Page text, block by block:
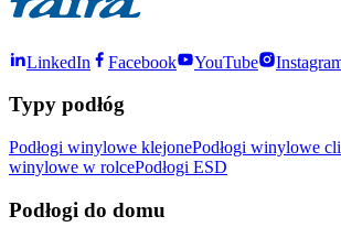
LinkedIn Facebook YouTube
Typy podłóg
Podłogi winylowe klejonePodłogi winylowe
winylowe w rolcePodłogi ESD
Podłogi do domu